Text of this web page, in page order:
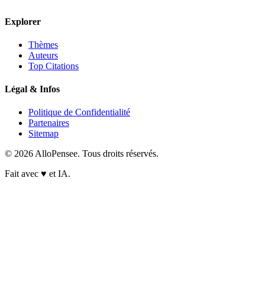
Explorer
Thèmes
Auteurs
Top Citations
Légal & Infos
Politique de Confidentialité
Partenaires
Sitemap
© 2026 AlloPensee. Tous droits réservés.
Fait avec ♥ et IA.